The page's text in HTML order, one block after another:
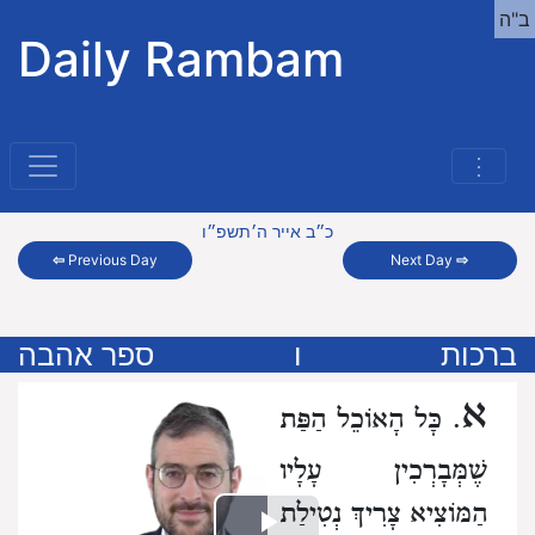
Daily Rambam
⋮
ב"ה
⇦ Previous Day
כ״ב אייר ה׳תשפ״ו
Next Day⇨
ברכות ו ספר אהבה
א. כָּל הָאוֹכֵל הַפַּת
שֶׁמְּבָרְכִין עָלָיו
הַמּוֹצִיא צָרִיךְ נְטִילַת